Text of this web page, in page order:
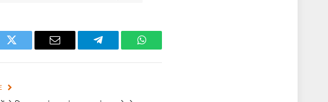
Twitter Email Telegram WhatsApp